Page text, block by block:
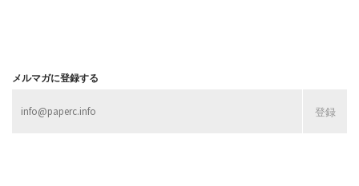
メルマガに登録する